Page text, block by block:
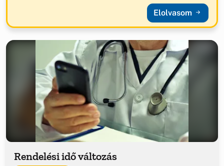
Elolvasom
Rendelési idő változás